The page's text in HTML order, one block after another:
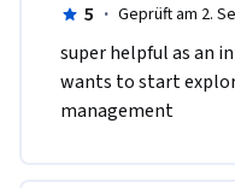
5 · Geprüft am 2.
super helpful as an
wants to start
management